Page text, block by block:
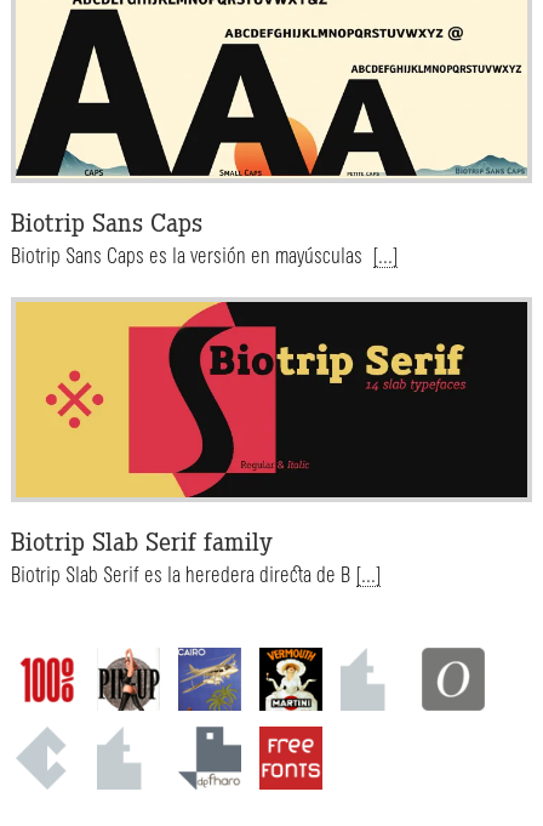
Biotrip Sans Caps
Biotrip Sans Caps es la versión en mayúsculas [...]
Biotrip Slab Serif family
Biotrip Slab Serif es la heredera directa de B [...]